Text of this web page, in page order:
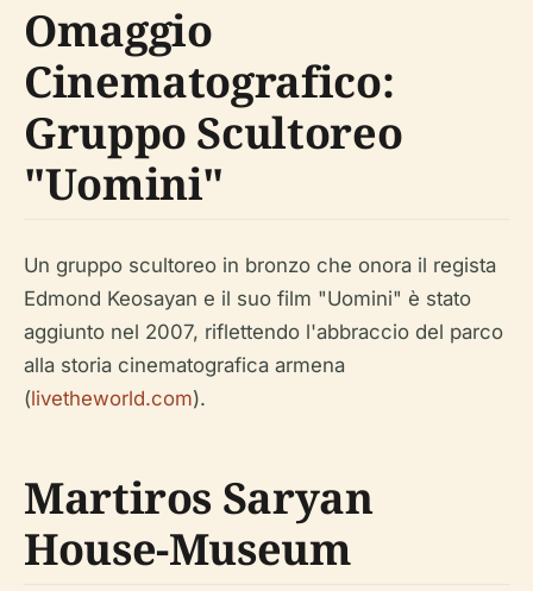
Omaggio
Cinematografico:
Gruppo Scultoreo
"Uomini"
Un gruppo scultoreo in bronzo che onora il regista
Edmond Keosayan e il suo film "Uomini" è stato
aggiunto nel 2007, riflettendo l'abbraccio del parco
alla storia cinematografica armena
(livetheworld.com).
Martiros Saryan
House-Museum